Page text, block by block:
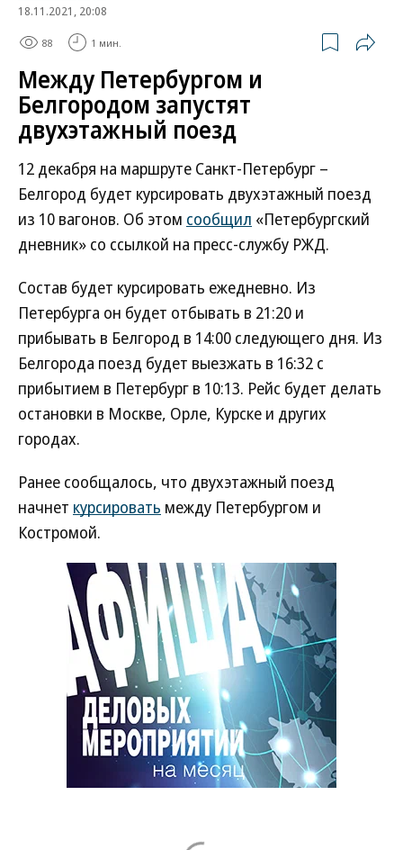
18.11.2021, 20:08
88 1 мин.
Между Петербургом и
Белгородом запустят
двухэтажный поезд
12 декабря на маршруте Санкт-Петербург –
Белгород будет курсировать двухэтажный поезд
из 10 вагонов. Об этом сообщил «Петербургский
дневник» со ссылкой на пресс-службу РЖД.
Состав будет курсировать ежедневно. Из
Петербурга он будет отбывать в 21:20 и
прибывать в Белгород в 14:00 следующего дня. Из
Белгорода поезд будет выезжать в 16:32 с
прибытием в Петербург в 10:13. Рейс будет делать
остановки в Москве, Орле, Курске и других
городах.
Ранее сообщалось, что двухэтажный поезд
начнет курсировать между Петербургом и
Костромой.